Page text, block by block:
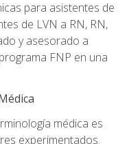
para asistentes de
de LVN a RN, RN,
y asesorado a
FNP en una
médica es
experimentados.